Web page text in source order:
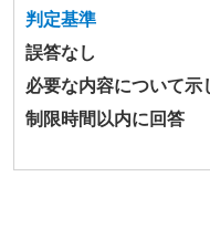
判定基準
誤答なし
必要な内容について示
制限時間以内に回答